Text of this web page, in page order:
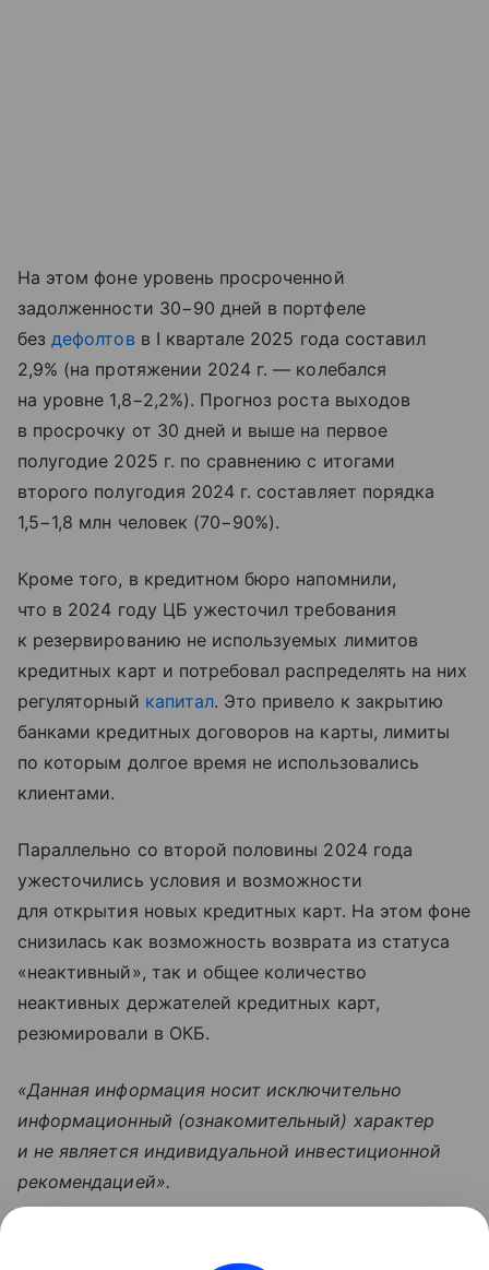
На этом фоне уровень просроченной
задолженности 30−90 дней в портфеле
бездефолтов в I квартале 2025 года составил
2,9% (на протяжении 2024 г. — колебался
на уровне 1,8−2,2%). Прогноз роста выходов
в просрочку от 30 дней и выше на первое
полугодие 2025 г. по сравнению с итогами
второго полугодия 2024 г. составляет порядка
1,5−1,8 млн человек (70−90%).
Кроме того, в кредитном бюро напомнили,
что в 2024 году ЦБ ужесточил требования
к резервированию не используемых лимитов
кредитных карт и потребовал распределять на них
регуляторный капитал. Это привело к закрытию
банками кредитных договоров на карты, лимиты
по которым долгое время не использовались
клиентами.
Параллельно со второй половины 2024 года
ужесточились условия и возможности
для открытия новых кредитных карт. На этом фоне
снизилась как возможность возврата из статуса
«неактивный», так и общее количество
неактивных держателей кредитных карт,
резюмировали в ОКБ.
«Данная информация носит исключительно
информационный (ознакомительный) характер
и не является индивидуальной инвестиционной
рекомендацией».